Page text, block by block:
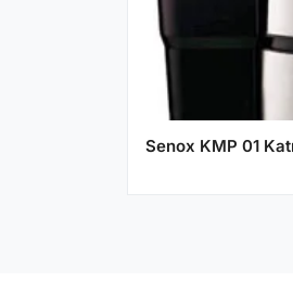
Senox KMP 01